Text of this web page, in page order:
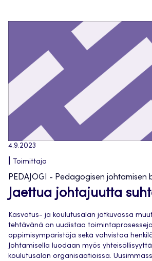
4.9.2023
Toimittaja
PEDAJOGI - Pedagogisen johtamisen
Jaettua johtajuutta
Kasvatus- ja koulutusalan jatkuvassa
tehtävänä on uudistaa
oppimisympäristöjä sekä vahvistaa
Johtamisella luodaan myös
koulutusalan organisaatioissa.